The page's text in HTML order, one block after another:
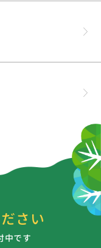
さい
中です